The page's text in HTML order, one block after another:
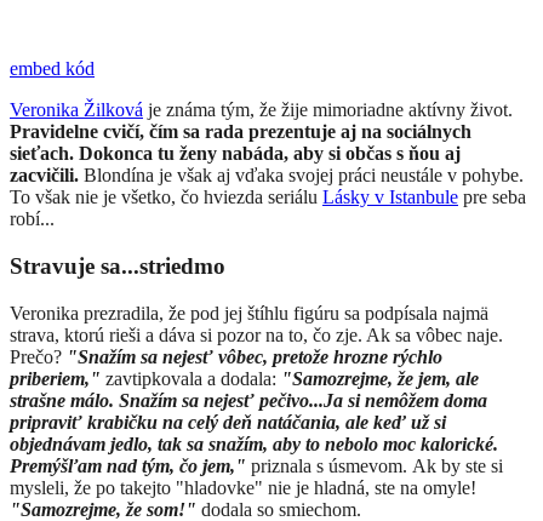
embed kód
Veronika Žilková je známa tým, že žije mimoriadne aktívny život.
Pravidelne cvičí, čím sa rada prezentuje aj na sociálnych
sieťach. Dokonca tu ženy nabáda, aby si občas s ňou aj
zacvičili. Blondína je však aj vďaka svojej práci neustále v pohybe.
To však nie je všetko, čo hviezda seriálu Lásky v Istanbule pre seba
robí...
Stravuje sa...striedmo
Veronika prezradila, že pod jej štíhlu figúru sa podpísala najmä
strava, ktorú rieši a dáva si pozor na to, čo zje. Ak sa vôbec naje.
Prečo? "Snažím sa nejesť vôbec, pretože hrozne rýchlo
priberiem," zavtipkovala a dodala: "Samozrejme, že jem, ale
strašne málo. Snažím sa nejesť pečivo...Ja si nemôžem doma
pripraviť krabičku na celý deň natáčania, ale keď už si
objednávam jedlo, tak sa snažím, aby to nebolo moc kalorické.
Premýšľam nad tým, čo jem," priznala s úsmevom. Ak by ste si
mysleli, že po takejto "hladovke" nie je hladná, ste na omyle!
"Samozrejme, že som!" dodala so smiechom.